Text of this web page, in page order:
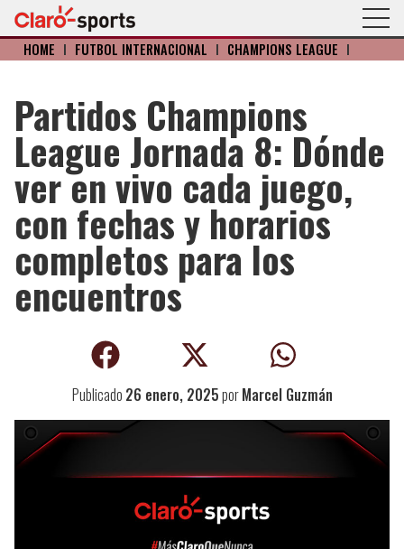
HOME I FÚTBOL INTERNACIONAL I CHAMPIONS LEAGUE I
Partidos Champions
League Jornada 8: Dónde
ver en vivo cada juego,
con fechas y horarios
completos para los
encuentros
Publicado 26 enero, 2025porMarcel Guzmán